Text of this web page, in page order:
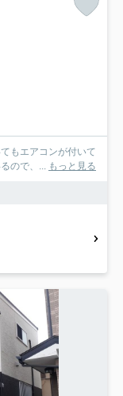
もエアコンが付いて
ので、... もっと見る